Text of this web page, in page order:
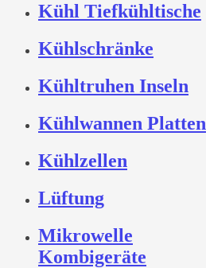
Kühl Tiefkühltische
Kühlschränke
Kühltruhen Inseln
Kühlwannen Platten
Kühlzellen
Lüftung
Mikrowelle
Kombigeräte